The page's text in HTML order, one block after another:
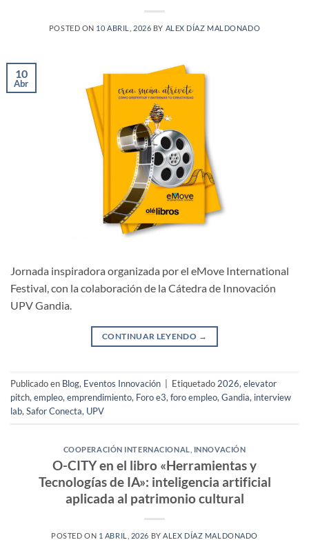
POSTED ON 10 ABRIL, 2026 BY ALEX DÍAZ MALDONADO
10
Abr
Jornada inspiradora organizada por el eMove International
Festival, con la colaboración de la Cátedra de Innovación
UPV Gandia.
CONTINUAR LEYENDO →
Publicado en Blog, Eventos Innovación Etiquetado2026,elevator
pitch,empleo,emprendimiento, Foro e3,foro empleo,Gandia, interview
lab,Safor Conecta, UPV
COOPERACIÓN INTERNACIONAL INNOVACIÓN
O-CITY en el libro «Herramientas y
Tecnologías de IA»: inteligencia artificial
aplicada al patrimonio cultural
POSTED ON 1 ABRIL, 2026 BYALEX DÍAZ MALDONADO